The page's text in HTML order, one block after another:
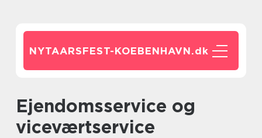
NYTAARSFEST-KOEBENHAVN.dk
Ejendomsservice og
viceværtservice